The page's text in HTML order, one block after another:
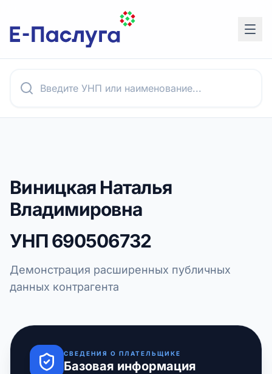
Виницкая Наталья
Владимировна
УНП690506732
Демонстрация расширенных публичных
данных контрагента
СВЕДЕНИЯ О ПЛАТЕЛЬЩИКЕ
Базовая информация